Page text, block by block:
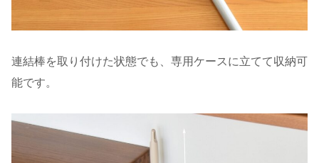
連結棒を取り付けた状態でも、専用ケースに立てて収納可
能です。